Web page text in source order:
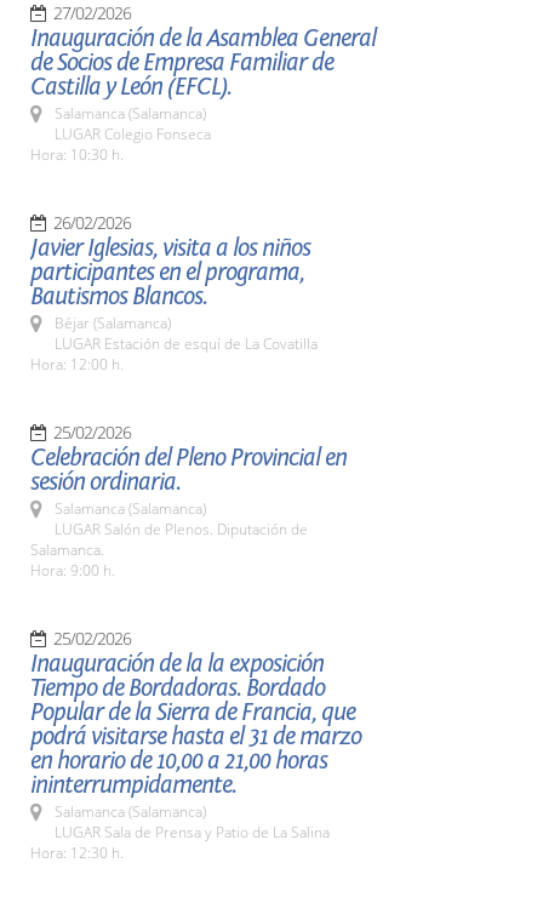
27/02/2026
Inauguración de la Asamblea General
de Socios de Empresa Familiar de
Castilla y León (EFCL).
Salamanca (Salamanca)
LUGAR Colegio Fonseca
Hora: 10:30 h.
26/02/2026
Javier Iglesias, visita a los niños
participantes en el programa,
Bautismos Blancos.
Béjar (Salamanca)
LUGAR Estación de esquí de La Covatilla
Hora: 12:00 h.
25/02/2026
Celebración del Pleno Provincial en
sesión ordinaria.
Salamanca (Salamanca)
LUGAR Salón de Plenos. Diputación de
Salamanca.
Hora: 9:00 h.
25/02/2026
Inauguración de la la exposición
Tiempo de Bordadoras. Bordado
Popular de la Sierra de Francia, que
podrá visitarse hasta el 31 de marzo
en horario de 10,00 a 21,00 horas
ininterrumpidamente.
Salamanca (Salamanca)
LUGAR Sala de Prensa y Patio de La Salina
Hora: 12:30 h.